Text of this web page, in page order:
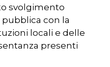
svolgimento
con la
locali e delle
presenti